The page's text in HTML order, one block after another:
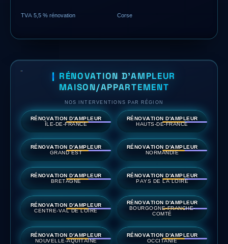
TVA 5,5 % rénovation Corse
RÉNOVATION D'AMPLEUR
MAISON/APPARTEMENT
NOS INTERVENTIONS PAR RÉGION
RÉNOVATION D'AMPLEUR
ÎLE-DE-FRANCE
RÉNOVATION D'AMPLEUR
HAUTS-DE-FRANCE
RÉNOVATION D'AMPLEUR
GRAND EST
RÉNOVATION D'AMPLEUR
NORMANDIE
RÉNOVATION D'AMPLEUR
BRETAGNE
RÉNOVATION D'AMPLEUR
PAYS DE LA LOIRE
RÉNOVATION D'AMPLEUR
CENTRE-VAL DE LOIRE
RÉNOVATION D'AMPLEUR
BOURGOGNE-FRANCHE-
COMTÉ
RÉNOVATION D'AMPLEUR
NOUVELLE-AQUITAINE
RÉNOVATION D'AMPLEUR
OCCITANIE